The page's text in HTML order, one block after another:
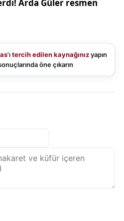
'ıtercih edilen kaynağınızyapın
öne çıkarın